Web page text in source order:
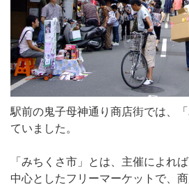
駅前の鬼子母神通り商店街では、
ていました。
「みちくさ市」とは、主催によれ
中心としたフリーマーケットで、